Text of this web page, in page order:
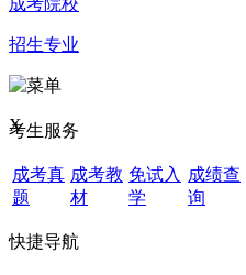
成考院校
招生专业
X
考生服务
成考真
题
成考教
材
免试入
学
成绩查
询
快捷导航